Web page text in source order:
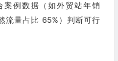
案例数据（如外贸站年销
流量占比 65%）判断可行